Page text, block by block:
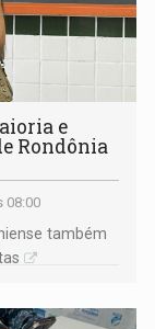
e
Rondônia
08:00
também